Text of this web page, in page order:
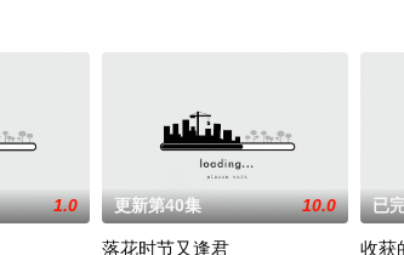
1.0 更新第40集 10.0
落花时节又逢君
已
收获